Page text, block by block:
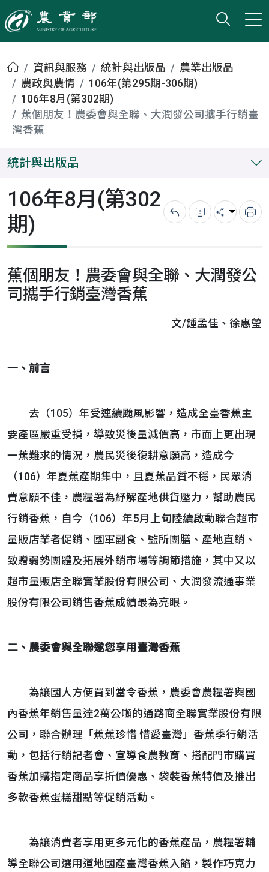
農業部
打開
小版
首頁資訊與服務 統計與出版品
農業出版品
農政與農情
106年(第295期-306期)
106年8月(第302期)
蕉個朋友！農委會與全聯、大潤發公司攜手行銷臺
灣香蕉
統計與出版品
106年8月(第302
期)
回上一頁錯誤回報
分享 列
蕉個朋友！農委會與全聯、大潤發公
司攜手行銷臺灣香蕉
文/鍾孟佳、徐惠瑩
一、前言
去（105）年受連續颱風影響，造成全臺香蕉主
要產區嚴重受損，導致災後量減價高，市面上更出現
一蕉難求的情況，農民災後復耕意願高，造成今
（106）年夏蕉產期集中，且夏蕉品質不穩，民眾消
費意願不佳，農糧署為紓解產地供貨壓力，幫助農民
行銷香蕉，自今（106）年5月上旬陸續啟動聯合超市
量販店業者促銷、國軍副食、監所團膳、產地直銷、
致贈弱勢團體及拓展外銷市場等調節措施，其中又以
超市量販店全聯實業股份有限公司、大潤發流通事業
股份有限公司銷售香蕉成績最為亮眼。
二、農委會與全聯邀您享用臺灣香蕉
為讓國人方便買到當令香蕉，農委會農糧署與國
內香蕉年銷售量達2萬公噸的通路商全聯實業股份有限
公司，聯合辦理「蕉蕉珍惜 惜愛臺灣」香蕉季行銷活
動，包括行銷記者會、宣導食農教育、搭配門市購買
香蕉加購指定商品享折價優惠、袋裝香蕉特價及推出
多款香蕉蛋糕甜點等促銷活動。
為讓消費者享用更多元化的香蕉產品，農糧署輔
導全聯公司選用道地國產臺灣香蕉入餡，製作巧克力